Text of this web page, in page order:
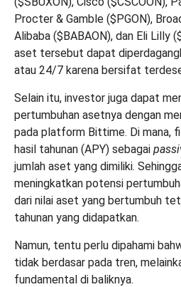
Procter & Gamble ($PGON),
Alibaba ($BABAON), dan Eli Lilly
aset tersebut dapat
atau 24/7 karena bersifat
Selain itu, investor juga dapat
pertumbuhan asetnya dengan
pada platform Bittime. Di mana,
hasil tahunan (APY) sebagai
jumlah aset yang dimiliki.
meningkatkan potensi
dari nilai aset yang bertumbuh
tahunan yang didapatkan.
Namun, tentu perlu dipahami
tidak berdasar pada tren,
fundamental di baliknya.